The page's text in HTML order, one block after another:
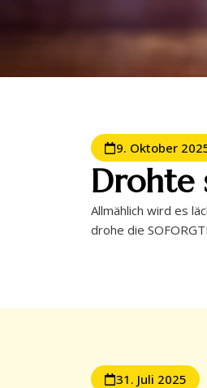
9. Oktober
Drohte
Allmählich wird es
drohe die
31. Juli 2025